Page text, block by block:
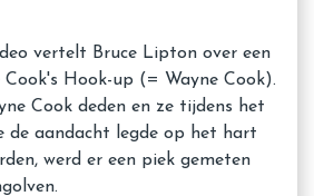
vertelt Bruce Lipton over een
Cook's Hook-up (= Wayne Cook).
Cook deden en ze tijdens het
de aandacht legde op het hart
werd er een piek gemeten